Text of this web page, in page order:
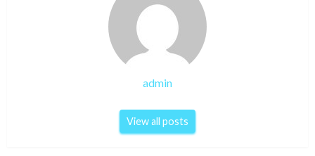
admin
View all posts